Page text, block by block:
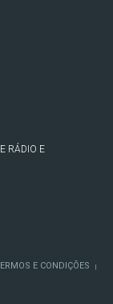
RÁDIO E
E CONDIÇÕES |